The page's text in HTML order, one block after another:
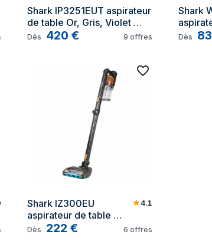
Shark IP3251EUT aspirateur
de table Or, Gris, Violet
Sans sac
Dès 420 € 9 offres
Shark
Argent
Dès 83
Shark IZ300EU
aspirateur de table
Noir, Orange Sans sac
4.1
Dès 222 € 6 offres